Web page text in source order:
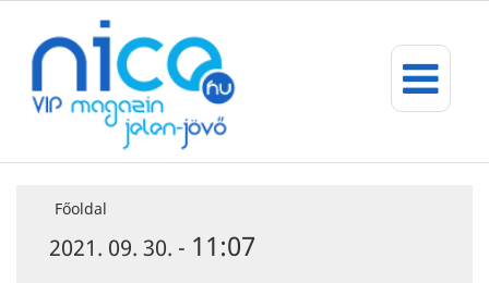
Főoldal
2021. 09. 30. - 11:07